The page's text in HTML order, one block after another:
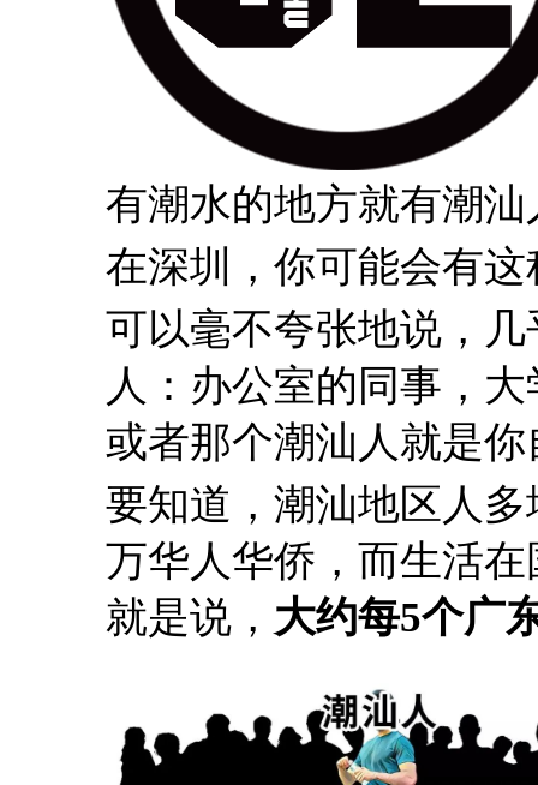
有潮水的地方就有潮汕
在深圳，你可能会有
可以毫不夸张地说，
人：办公室的同事，
或者那个潮汕人就是你
要知道，潮汕地区人
万华人华侨，而生活
就是说， 大约每5个广